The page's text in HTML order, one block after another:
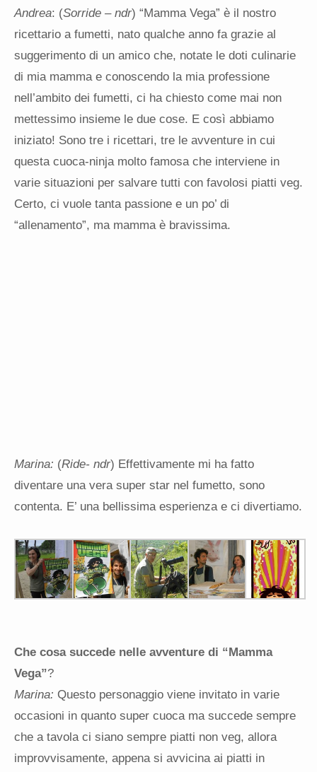
Andrea: (Sorride – ndr) “Mamma Vega” è il nostro
ricettario a fumetti, nato qualche anno fa grazie al
suggerimento di un amico che, notate le doti culinarie
di mia mamma e conoscendo la mia professione
nell’ambito dei fumetti, ci ha chiesto come mai non
mettessimo insieme le due cose. E così abbiamo
iniziato! Sono tre i ricettari, tre le avventure in cui
questa cuoca-ninja molto famosa che interviene in
varie situazioni per salvare tutti con favolosi piatti veg.
Certo, ci vuole tanta passione e un po’ di
“allenamento”, ma mamma è bravissima.
Marina: (Ride- ndr) Effettivamente mi ha fatto
diventare una vera super star nel fumetto, sono
contenta. E’ una bellissima esperienza e ci divertiamo.
Che cosa succede nelle avventure di “Mamma
Vega”?
Marina: Questo personaggio viene invitato in varie
occasioni in quanto super cuoca ma succede sempre
che a tavola ci siano sempre piatti non veg, allora
improvvisamente, appena si avvicina ai piatti in